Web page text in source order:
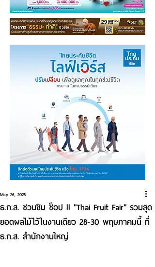
ธ.ก.ส. ชวนชิม ช็อป !! "Thai Fruit Fair" รวมสุด
ยอดผลไม้ไว้ในงานเดียว 28-30 พฤษภาคมนี้ ที่
ธ.ก.ส. สำนักงานใหญ่
May 26, 2025